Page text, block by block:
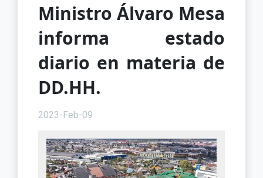
Ministro Álvaro Mesa
informa estado
diario en materia de
DD.HH.
2023-Feb-09